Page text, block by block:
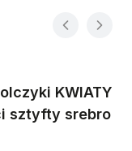
KWIATY
sztyfty srebro